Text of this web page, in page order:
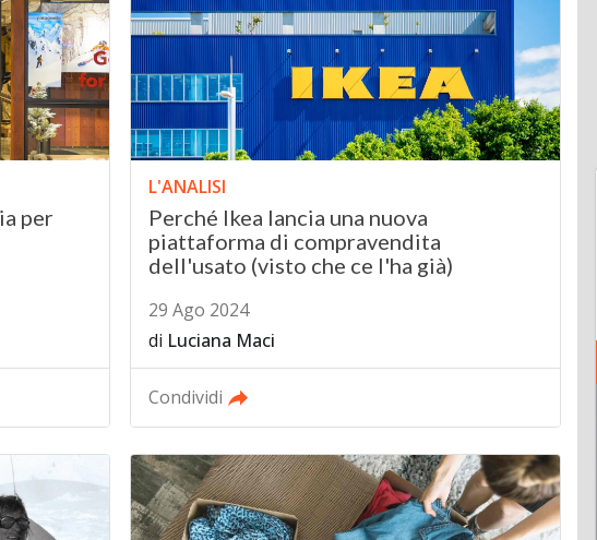
per
L'ANALISI
Perché Ikea lancia una nuova
piattaforma di compravendita
dell'usato (visto che ce l'ha già)
29 Ago 2024
di Luciana Maci
Condividi